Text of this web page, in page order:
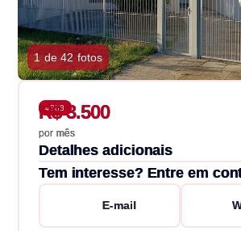
1 de 42 fotos
4388
R$ 3.500
por mês
Detalhes adicionais
Tem interesse? Entre em
E-mail